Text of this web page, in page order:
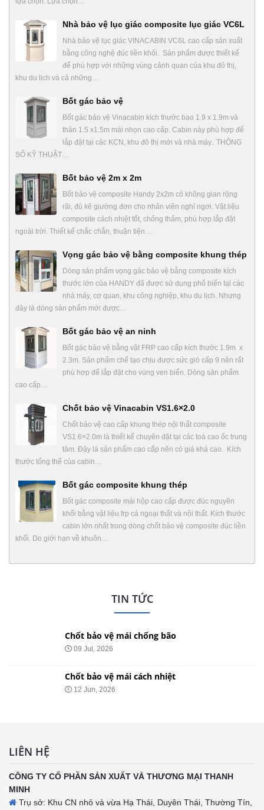
Nhà bảo vệ lục giác composite lục giác VC6L
Nhà bảo vệ lục giác VINACABIN VC6L cao cấp sản xuất
bằng công nghệ đúc liền khối. Sản phẩm được thiết kế
để phù hợp với những vùng cảnh quan của khu đô thị,
khu du lịch và cả những…
Bốt gác bảo vệ
Bốt gác bảo vệ Vinacabin kích thước bao 1.9 x 1.9m và
thân 1.5 x1.5m mái nhọn cao cấp. Cabin này phù hợp để
lắp đặt tại các KCN, khu đô thị mới và nhà máy.. THÔNG
SỐ KỸ THUẬT…
Bốt bảo vệ 2m x 2m
Bốt bảo vệ composite Handy 2x2m có không gian rộng
rãi, đủ kê giường đơn cho nhân viên nghỉ ngơi. Vật liệu
composite cách nhiệt tốt, chống thấm, phù hợp lắp đặt
ngoài trời. Thiết kế chắc chắn, thuận tiện…
Vọng gác bảo vệ bằng composite khung thép
Dòng sản phẩm vọng gác bảo vệ bằng composite kích
thước lớn của HANDY đã được sử dụng phổ biến tại các
nhà máy, cơ quan, khu công nghiệp, khu du lịch. Nhưng
đây là dòng sản phẩm mới được…
Bốt gác bảo vệ an ninh
Bốt gác bảo vệ bằng vật FRP cao cấp kích thước 1.9m x
2.3m. Sản phẩm chế tạo chịu được sức gió cấp 9 nên rất
phù hợp để lắp đặt cho vùng ven biển. Dòng sản phẩm
cao cấp…
Chốt bảo vệ Vinacabin VS1.6×2.0
Chốt bảo vệ cao cấp khung thép nội thất composite
VS1.6×2.0m là thiết kế chuyên đặt tại các toà cao ốc trung
tâm. Đây là sản phẩm cao cấp nên có giá khá cao. Kích
thước tổng thể của cabin…
Bốt gác composite khung thép
Bốt gác composite mái hộp cao cấp được đúc nguyên
khối bằng vật liệu frp cả ngoại thất và nội thất. Kích thước
cabin lớn nhất trong dòng chốt bảo vệ composite đúc liền
khối. Do giới hạn về khuôn…
TIN TỨC
Chốt bảo vệ mái chống bão
09 Jul, 2026
Chốt bảo vệ mái cách nhiệt
12 Jun, 2026
LIÊN HỆ
CÔNG TY CỔ PHẦN SẢN XUẤT VÀ THƯƠNG MẠI THANH
MINH
Trụ sở: Khu CN nhỏ và vừa Hạ Thái, Duyên Thái, Thường Tín,